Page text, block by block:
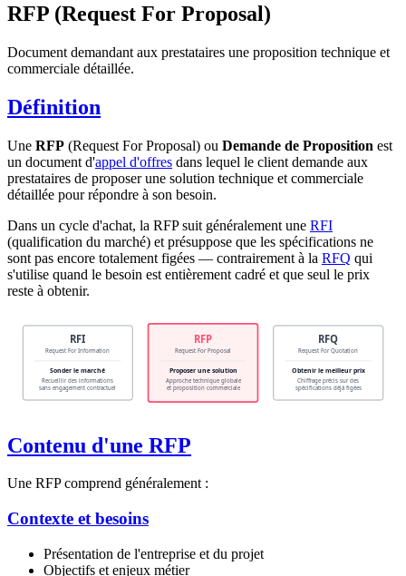
RFP (Request For Proposal)
Document demandant aux prestataires une proposition technique et
commerciale détaillée.
Définition
Une RFP (Request For Proposal) ou Demande de Proposition est
un document d'appel d'offres dans lequel le client demande aux
prestataires de proposer une solution technique et commerciale
détaillée pour répondre à son besoin.
Dans un cycle d'achat, la RFP suit généralement une RFI
(qualification du marché) et présuppose que les spécifications ne
sont pas encore totalement figées — contrairement à la RFQ qui
s'utilise quand le besoin est entièrement cadré et que seul le prix
reste à obtenir.
Contenu d'une RFP
Une RFP comprend généralement :
Contexte et besoins
Présentation de l'entreprise et du projet
Objectifs et enjeux métier